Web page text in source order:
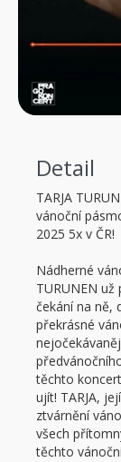
Detail
TARJA
vánoční
2025 5x v ČR!
Nádherné
TURUNEN
čekání na ně,
překrásné
těchto
ujít! TARJA,
ztvárnění
všech
těchto